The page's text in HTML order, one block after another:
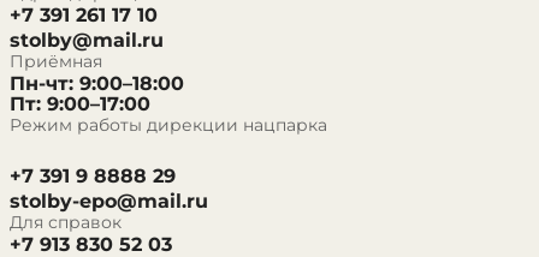
+7 391 261 17 10
stolby@mail.ru
Приёмная
Пн-чт: 9:00–18:00
Пт: 9:00–17:00
Режим работы дирекции нацпарка
+7 391 9 8888 29
stolby-epo@mail.ru
Для справок
+7 913 830 52 03